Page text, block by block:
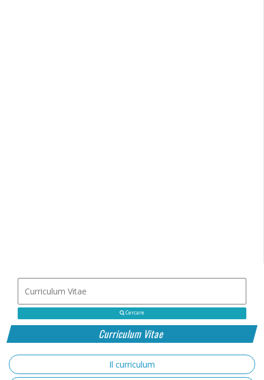
Cercare
Curriculum Vitae
Il curriculum